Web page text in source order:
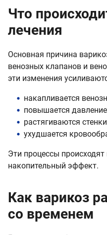
Что
лечения
Основная причина
венозных клапанов и
эти изменения
накапливается
повышается
растягиваются
ухудшается
Эти процессы
накопительный эффект.
Как варикоз
со временем